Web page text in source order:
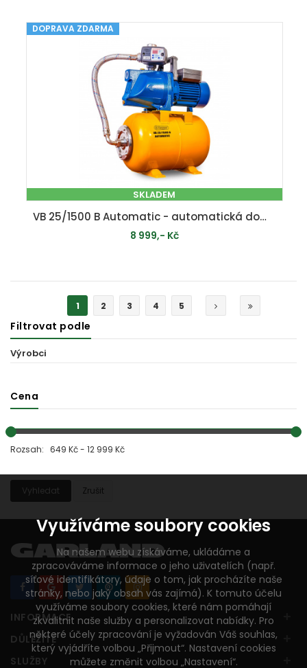
DOPRAVA ZDARMA
SKLADEM
VB 25/1500 B Automatic - automatická domácí vodárna
8 999,- Kč
1 2 3 4 5
Filtrovat podle
Výrobci
Cena
Rozsah: 649 Kč - 12 999 Kč
Vyhledat Zrušit
INFORMACE
DŮLEŽITÉ
SLUŽBY
Využíváme soubory cookies
Na našem webu získáváme, ukládáme a
zpracováváme informace o jeho uživatelích (např.
síťové identifikátory, údaje o tom, jak procházíte naše
stránky, nebo jaký obsah vás zajímá). K tomuto účelu
využíváme soubory cookies, které nám pomáhají
zkvalitnit naše služby a personalizovat nabídky. Pro
některé účely zpracování je vyžadován Váš souhlas,
který vyjádříte volbou „Přijmout“. Nastavení cookies
můžete změnit volbou „Nastavení“.